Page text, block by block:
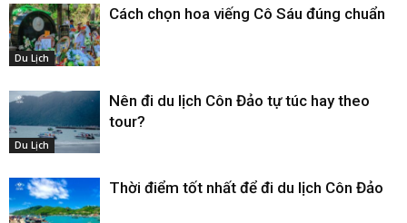
Du Lịch
Cách chọn hoa viếng Cô Sáu đúng chuẩn
Du Lịch
Nên đi du lịch Côn Đảo tự túc hay theo
tour?
Thời điểm tốt nhất để đi du lịch Côn Đảo